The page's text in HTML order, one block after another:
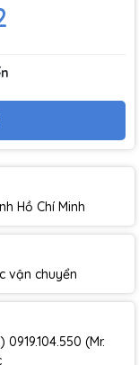
Hồ Chí Minh
vận chuyển
(Mr.